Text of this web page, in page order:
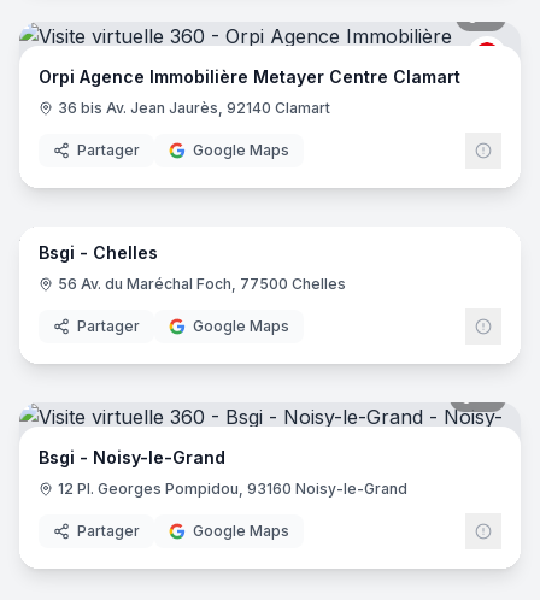
ORPI
Orpi Agence Immobilière Metayer Centre Clamart
36 bis Av. Jean Jaurès, 92140 Clamart
Partager Google Maps
11
Bsgi - Chelles
56 Av. du Maréchal Foch, 77500 Chelles
Partager Google Maps
Bsgi - Noisy-le-Grand
12 Pl. Georges Pompidou, 93160 Noisy-le-Grand
Partager Google Maps
7